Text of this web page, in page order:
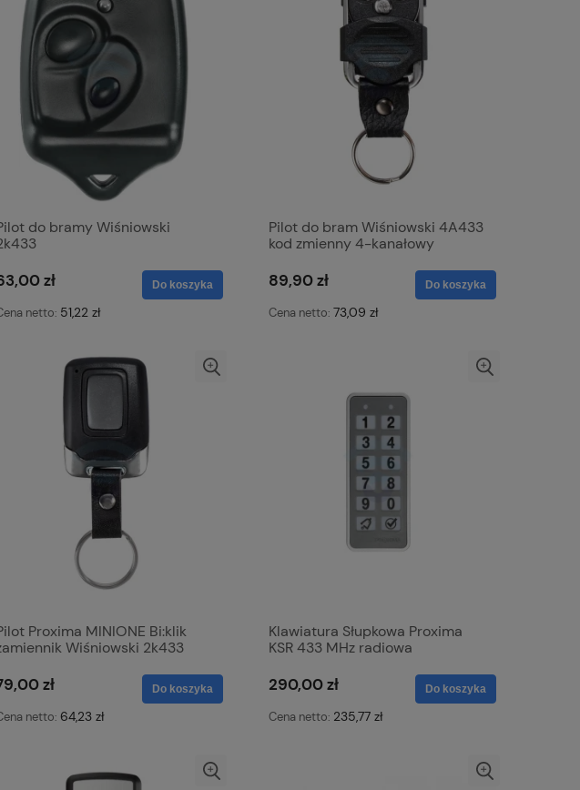
do bramy Wiśniowski
zł
netto: 51,22 zł
Do koszyka
Pilot do bram Wiśniowski 4A433
kod zmienny 4-kanałowy
89,90 zł
Cena netto: 73,09 zł
Do koszyka
Proxima MINIONE Bi:klik
Wiśniowski 2k433
zł
netto: 64,23 zł
Do koszyka
Klawiatura Słupkowa Proxima
KSR 433 MHz radiowa
290,00 zł
Cena netto: 235,77 zł
Do koszyka